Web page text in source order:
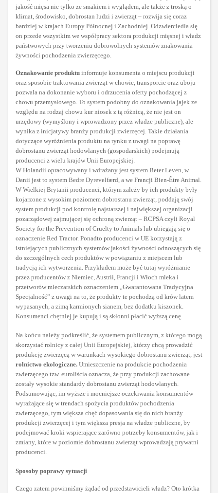
jakość mięsa nie tylko ze smakiem i wyglądem, ale także z troską o
klimat, środowisko, dobrostan ludzi i zwierząt – rozwija się coraz
bardziej w krajach Europy Północnej i Zachodniej. Odzwierciedla się
on przede wszystkim we współpracy sektora produkcji mięsnej i władz
państwowych przy tworzeniu dobrowolnych systemów znakowania
żywności pochodzenia zwierzęcego.
Oznakowanie produktu informuje konsumenta o miejscu produkcji
oraz sposobie traktowania zwierząt w chowie, transporcie oraz uboju –
pozwala na dokonanie wyboru i odrzucenia oferty pochodzącej z
chowu przemysłowego. To system podobny do oznakowania jajek ze
względu na rodzaj chowu kur niosek z tą różnicą, że nie jest on
urzędowy (wymyślony i wprowadzony przez władze publiczne), ale
wynika z inicjatywy branży produkcji zwierzęcej. Takie działania
dotyczące wyróżnienia produktu na rynku z uwagi na poprawę
dobrostanu zwierząt hodowlanych (gospodarskich) podejmują
producenci z wielu krajów Unii Europejskiej.
W Holandii opracowywany i wdrażany jest system Beter Leven, w
Danii jest to system Bedre Dyrevelfærd, a we Francji Bien-Être Animal.
W Wielkiej Brytanii producenci, którym zależy by ich produkty były
kojarzone z wysokim poziomem dobrostanu zwierząt, poddają swój
system produkcji pod kontrolę najstarszej i największej organizacji
pozarządowej zajmującej się ochroną zwierząt – RCPSA czyli Royal
Society for the Prevention of Cruelty to Animals lub ubiegają się o
oznaczenie Red Tractor. Ponadto producenci w UE korzystają z
istniejących publicznych systemów jakości żywności odnoszących się
do szczególnych cech produktów w powiązaniu z miejscem lub
tradycją ich wytworzenia. Przykładem może być tutaj wyróżnianie
przez producentów z Niemiec, Austrii, Francji i Włoch mleka i
przetworów mleczarskich oznaczeniem „Gwarantowana Tradycyjna
Specjalność” z uwagi na to, że produkty te pochodzą od krów latem
wypasanych, a zimą karmionych sianem, bez dodatku kiszonek.
Konsumenci chętniej je kupują i są skłonni płacić wyższą cenę.
Na końcu należy podkreślić, że systemem publicznym, z którego mogą
skorzystać rolnicy z całej Unii Europejskiej, którzy chcą prowadzić
produkcję zwierzęcą w warunkach wysokiego dobrostanu zwierząt, jest
rolnictwo ekologiczne. Umieszczenie na produkcie pochodzenia
zwierzęcego tzw. euroliścia oznacza, że przy produkcji zachowane
zostały wysokie standardy dobrostanu zwierząt hodowlanych.
Podsumowując, im wyższe i mocniejsze oczekiwania konsumentów
wyrażające się w trendach spożycia produktów pochodzenia
zwierzęcego, tym większa chęć dopasowania się do nich branży
produkcji zwierzęcej i tym większa presja na władze publiczne, by
podejmować kroki wspierające zarówno potrzeby konsumentów, jak i
zmiany, które w poziomie dobrostanu zwierząt wprowadzają prywatni
producenci.
Sposoby poprawy sytuacji
Czego zatem powinniśmy żądać od przedstawicieli władz? Oto krótka